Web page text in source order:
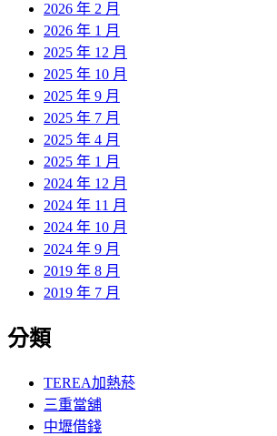
2026 年 2 月
2026 年 1 月
2025 年 12 月
2025 年 10 月
2025 年 9 月
2025 年 7 月
2025 年 4 月
2025 年 1 月
2024 年 12 月
2024 年 11 月
2024 年 10 月
2024 年 9 月
2019 年 8 月
2019 年 7 月
分類
TEREA加熱菸
三重當舖
中壢借錢